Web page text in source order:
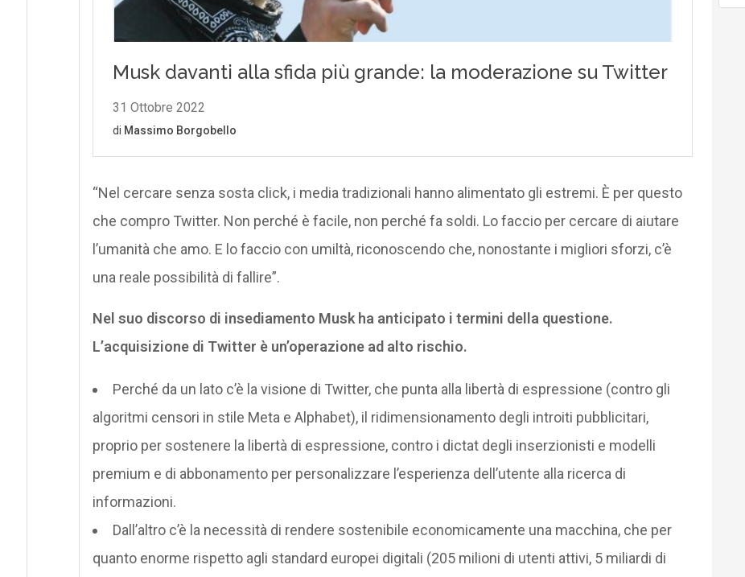
“Nel cercare senza sosta click, i media tradizionali hanno alimentato gli estremi. È per questo
che compro Twitter. Non perché è facile, non perché fa soldi. Lo faccio per cercare di aiutare
l’umanità che amo. E lo faccio con umiltà, riconoscendo che, nonostante i migliori sforzi, c’è
una reale possibilità di fallire”.
Nel suo discorso di insediamento Musk ha anticipato i termini della questione.
L’acquisizione di Twitter è un’operazione ad alto rischio.
Perché da un lato c’è la visione di Twitter, che punta alla libertà di espressione (contro gli
algoritmi censori in stile Meta e Alphabet), il ridimensionamento degli introiti pubblicitari,
proprio per sostenere la libertà di espressione, contro i dictat degli inserzionisti e modelli
premium e di abbonamento per personalizzare l’esperienza dell’utente alla ricerca di
informazioni.
Dall’altro c’è la necessità di rendere sostenibile economicamente una macchina, che per
quanto enorme rispetto agli standard europei digitali (205 milioni di utenti attivi, 5 miliardi di